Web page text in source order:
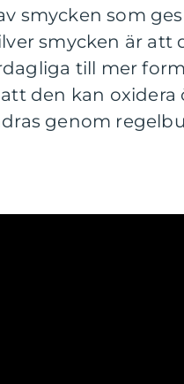
smycken som
smycken är att
till mer
den kan
genom